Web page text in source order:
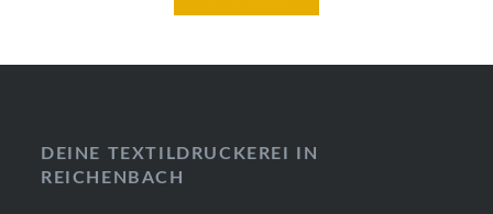
DEINE TEXTILDRUCKEREI IN
REICHENBACH